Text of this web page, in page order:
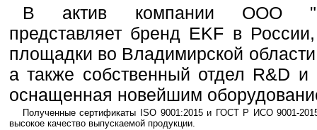
В актив компании ООО
представляет бренд EKF в
площадки во Владимирской
а также собственный отдел R&D и
оснащенная новейшим
Полученные сертификаты ISO 9001:2015 и ГОСТ Р ИСО 9001-
высокое качество выпускаемой продукции.